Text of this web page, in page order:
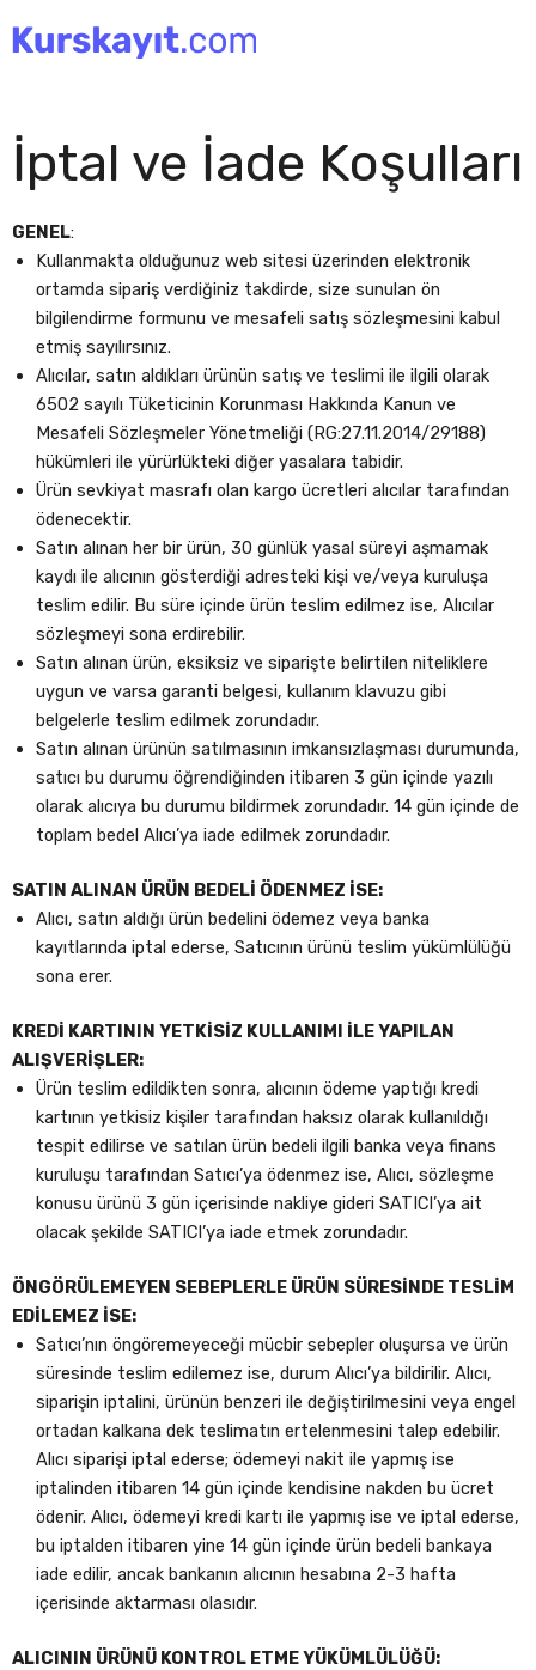
atla
İptal ve İade Koşulları
GENEL:
Kullanmakta olduğunuz web sitesi üzerinden elektronik
ortamda sipariş verdiğiniz takdirde, size sunulan ön
bilgilendirme formunu ve mesafeli satış sözleşmesini kabul
etmiş sayılırsınız.
Alıcılar, satın aldıkları ürünün satış ve teslimi ile ilgili olarak
6502 sayılı Tüketicinin Korunması Hakkında Kanun ve
Mesafeli Sözleşmeler Yönetmeliği (RG:27.11.2014/29188)
hükümleri ile yürürlükteki diğer yasalara tabidir.
Ürün sevkiyat masrafı olan kargo ücretleri alıcılar tarafından
ödenecektir.
Satın alınan her bir ürün, 30 günlük yasal süreyi aşmamak
kaydı ile alıcının gösterdiği adresteki kişi ve/veya kuruluşa
teslim edilir. Bu süre içinde ürün teslim edilmez ise, Alıcılar
sözleşmeyi sona erdirebilir.
Satın alınan ürün, eksiksiz ve siparişte belirtilen niteliklere
uygun ve varsa garanti belgesi, kullanım klavuzu gibi
belgelerle teslim edilmek zorundadır.
Satın alınan ürünün satılmasının imkansızlaşması durumunda,
satıcı bu durumu öğrendiğinden itibaren 3 gün içinde yazılı
olarak alıcıya bu durumu bildirmek zorundadır. 14 gün içinde de
toplam bedel Alıcı’ya iade edilmek zorundadır.
SATIN ALINAN ÜRÜN BEDELİ ÖDENMEZ İSE:
Alıcı, satın aldığı ürün bedelini ödemez veya banka
kayıtlarında iptal ederse, Satıcının ürünü teslim yükümlülüğü
sona erer.
KREDİ KARTININ YETKİSİZ KULLANIMI İLE YAPILAN
ALIŞVERİŞLER:
Ürün teslim edildikten sonra, alıcının ödeme yaptığı kredi
kartının yetkisiz kişiler tarafından haksız olarak kullanıldığı
tespit edilirse ve satılan ürün bedeli ilgili banka veya finans
kuruluşu tarafından Satıcı’ya ödenmez ise, Alıcı, sözleşme
konusu ürünü 3 gün içerisinde nakliye gideri SATICI’ya ait
olacak şekilde SATICI’ya iade etmek zorundadır.
ÖNGÖRÜLEMEYEN SEBEPLERLE ÜRÜN SÜRESİNDE TESLİM
EDİLEMEZ İSE:
Satıcı’nın öngöremeyeceği mücbir sebepler oluşursa ve ürün
süresinde teslim edilemez ise, durum Alıcı’ya bildirilir. Alıcı,
siparişin iptalini, ürünün benzeri ile değiştirilmesini veya engel
ortadan kalkana dek teslimatın ertelenmesini talep edebilir.
Alıcı siparişi iptal ederse; ödemeyi nakit ile yapmış ise
iptalinden itibaren 14 gün içinde kendisine nakden bu ücret
ödenir. Alıcı, ödemeyi kredi kartı ile yapmış ise ve iptal ederse,
bu iptalden itibaren yine 14 gün içinde ürün bedeli bankaya
iade edilir, ancak bankanın alıcının hesabına 2-3 hafta
içerisinde aktarması olasıdır.
ALICININ ÜRÜNÜ KONTROL ETME YÜKÜMLÜLÜĞÜ: